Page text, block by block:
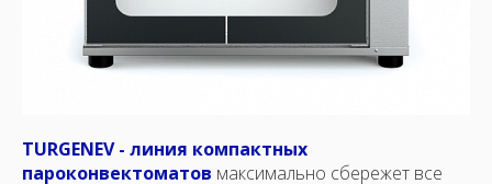
TURGENEV - линия компактных
пароконвектоматов максимально сбережет все